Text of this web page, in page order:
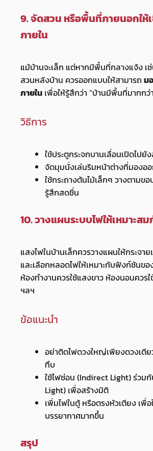
9. จัดสวน หรือพื้นที่ภายนอกให้
ภายใน
แม้บ้านจะเล็ก แต่หากมีพื้นที่กลางแจ้ง เ
สวนหลังบ้าน ควรออกแบบให้สามารถ ม
ภายใน เพื่อให้รู้สึกว่า “บ้านมีพื้นที่มากกว่
วิธีการ
ใช้ประตูกระจกบานเลื่อนเปิดไปยั
จัดมุมนั่งเล่นริมหน้าต่างที่มองออ
ใช้กระถางต้นไม้เล็กๆ วางตามข
รู้สึกสดชื่น
10. วางแผนระบบไฟให้เหมาะ
แสงไฟในบ้านเล็กควรวางแผนให้กระจา
และเลือกหลอดไฟให้เหมาะกับฟังก์ชันข
ห้องทำงานควรใช้แสงขาว ห้องนอนควร
ฯลฯ
ข้อแนะนำ
อย่าติดไฟดวงใหญ่เพียงดวงเดียว
ทึบ
ใช้ไฟซ่อน (Indirect Light) ร่วม
Light) เพื่อสร้างมิติ
เพิ่มไฟในตู้ หรือตรงหัวเตียง เพื่
บรรยากาศมากขึ้น
สรุป